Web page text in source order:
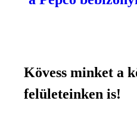
Kövess minket a
felületeinken is!